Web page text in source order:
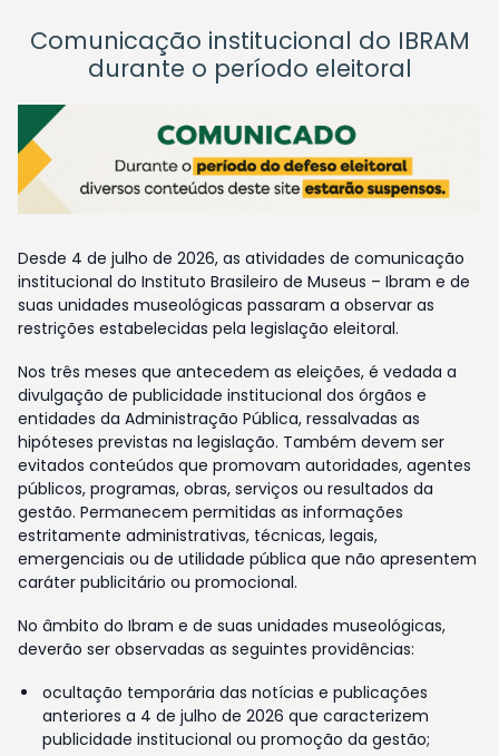
Comunicação institucional do IBRAM
durante o período eleitoral
Desde 4 de julho de 2026, as atividades de comunicação
institucional do Instituto Brasileiro de Museus – Ibram e de
suas unidades museológicas passaram a observar as
restrições estabelecidas pela legislação eleitoral.
Nos três meses que antecedem as eleições, é vedada a
divulgação de publicidade institucional dos órgãos e
entidades da Administração Pública, ressalvadas as
hipóteses previstas na legislação. Também devem ser
evitados conteúdos que promovam autoridades, agentes
públicos, programas, obras, serviços ou resultados da
gestão. Permanecem permitidas as informações
estritamente administrativas, técnicas, legais,
emergenciais ou de utilidade pública que não apresentem
caráter publicitário ou promocional.
No âmbito do Ibram e de suas unidades museológicas,
deverão ser observadas as seguintes providências:
ocultação temporária das notícias e publicações
anteriores a 4 de julho de 2026 que caracterizem
publicidade institucional ou promoção da gestão;